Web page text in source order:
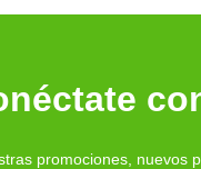
promociones, nuevos